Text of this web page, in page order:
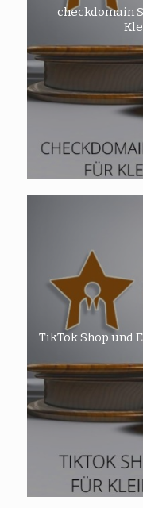
checkdomain
TikTok Shop und